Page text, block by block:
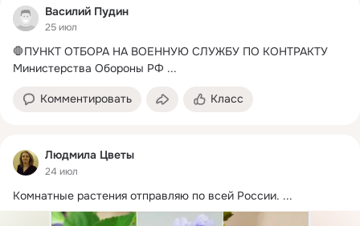
Василий Пудин
25 июл
🛑ПУНКТ ОТБОРА НА ВОЕННУЮ СЛУЖБУ ПО КОНТРАКТУ
Министерства Обороны РФ ...
Комментировать Класс
Людмила Цветы
24 июл
Комнатные растения отправляю по всей России. ...